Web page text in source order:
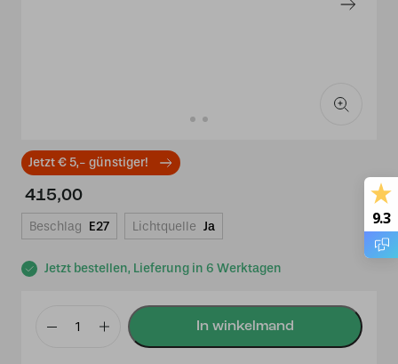
Jetzt € 5,- günstiger!
Jetzt bestellen, Lieferung in 6 Werktagen
415,00
Beschlag E27 Lichtquelle Ja 9.3